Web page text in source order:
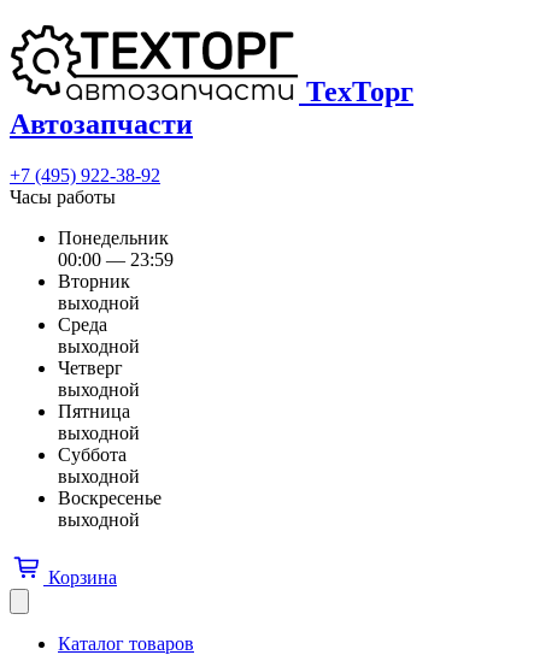
ТехТорг
Автозапчасти
+7 (495) 922-38-92
Часы работы
Понедельник
00:00 — 23:59
Вторник
выходной
Среда
выходной
Четверг
выходной
Пятница
выходной
Суббота
выходной
Воскресенье
выходной
Корзина
Каталог товаров